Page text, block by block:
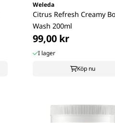
Weleda
Citrus Refresh Creamy
Wash 200ml
99,00 kr
I lager
Köp nu